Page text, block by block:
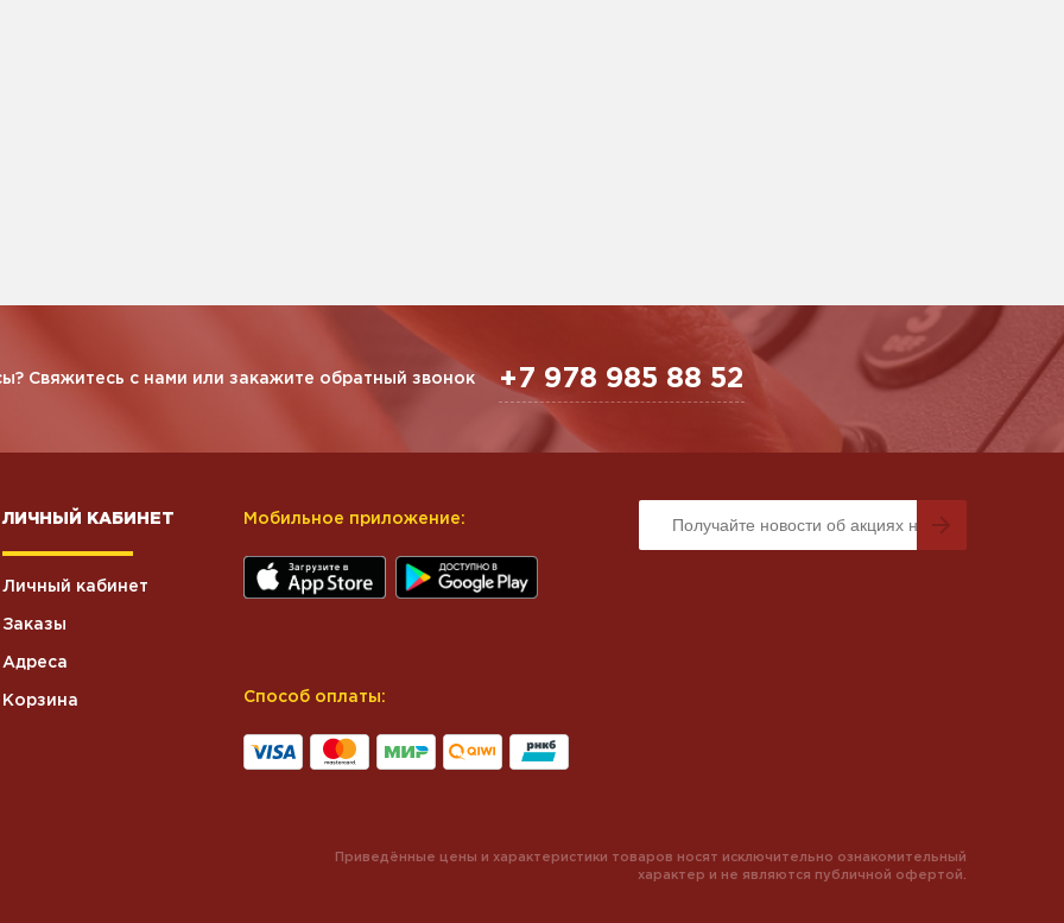
Свяжитесь с нами или закажите обратный звонок +7 978 985 88 52
ЛИЧНЫЙ КАБИНЕТ
Личный кабинет
Заказы
Адреса
Корзина
Мобильное приложение:
Способ оплаты:
Приведённые цены и характеристики товаров носят исключительно ознакомительный
характер и не являются публичной офертой.